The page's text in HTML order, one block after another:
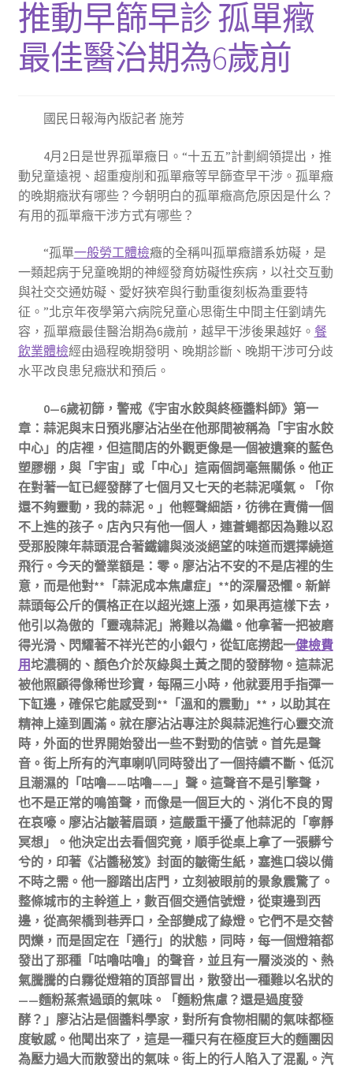
推動早篩早診 孤單癥
最佳醫治期為6歲前
國民日報海內版記者 施芳
4月2日是世界孤單癥日。“十五五”計劃綱領提出，推
動兒童遠視、超重瘦削和孤單癥等早篩查早干涉。孤單癥
的晚期癥狀有哪些？今朝明白的孤單癥高危原因是什么？
有用的孤單癥干涉方式有哪些？
“孤單一般勞工體檢癥的全稱叫孤單癥譜系妨礙，是
一類起病于兒童晚期的神經發育妨礙性疾病，以社交互動
與社交交通妨礙、愛好狹窄與行動重復刻板為重要特
征。”北京年夜學第六病院兒童心思衛生中間主任劉靖先
容，孤單癥最佳醫治期為6歲前，越早干涉後果越好。 餐
飲業體檢經由過程晚期發明、晚期診斷、晚期干涉可分歧
水平改良患兒癥狀和預后。
0—6歲初篩，警戒《宇宙水餃與終極醬料師》第一
章：蒜泥與末日預兆廖沾沾坐在他那間被稱為「宇宙水餃
中心」的店裡，但這間店的外觀更像是一個被遺棄的藍色
塑膠棚，與「宇宙」或「中心」這兩個詞毫無關係。他正
在對著一缸已經發酵了七個月又七天的老蒜泥嘆氣。「你
還不夠靈動，我的蒜泥。」他輕聲細語，彷彿在責備一個
不上進的孩子。店內只有他一個人，連蒼蠅都因為難以忍
受那股陳年蒜頭混合著鐵鏽與淡淡絕望的味道而選擇繞道
飛行。今天的營業額是：零。廖沾沾不安的不是店裡的生
意，而是他對**「蒜泥成本焦慮症」**的深層恐懼。新鮮
蒜頭每公斤的價格正在以超光速上漲，如果再這樣下去，
他引以為傲的「靈魂蒜泥」將難以為繼。他拿著一把被磨
得光滑、閃耀著不祥光芒的小銀勺，從缸底撈起一健檢費
用坨濃稠的、顏色介於灰綠與土黃之間的發酵物。這蒜泥
被他照顧得像稀世珍寶，每隔三小時，他就要用手指彈一
下缸邊，確保它能感受到**「溫和的震動」**，以助其在
精神上達到圓滿。就在廖沾沾專注於與蒜泥進行心靈交流
時，外面的世界開始發出一些不對勁的信號。首先是聲
音。街上所有的汽車喇叭同時發出了一個持續不斷、低沉
且潮濕的「咕嚕——咕嚕——」聲。這聲音不是引擎聲，
也不是正常的鳴笛聲，而像是一個巨大的、消化不良的胃
在哀嚎。廖沾沾皺著眉頭，這嚴重干擾了他蒜泥的「寧靜
冥想」。他決定出去看個究竟，順手從桌上拿了一張髒兮
兮的，印著《沾醬秘笈》封面的皺衛生紙，塞進口袋以備
不時之需。他一腳踏出店門，立刻被眼前的景象震驚了。
整條城市的主幹道上，數百個交通信號燈，從東邊到西
邊，從高架橋到巷弄口，全部變成了綠燈。它們不是交替
閃爍，而是固定在「通行」的狀態，同時，每一個燈箱都
發出了那種「咕嚕咕嚕」的聲音，並且有一層淡淡的、熱
氣騰騰的白霧從燈箱的頂部冒出，散發出一種難以名狀的
——麵粉蒸煮過頭的氣味。「麵粉焦慮？還是過度發
酵？」廖沾沾是個醬料學家，對所有食物相關的氣味都極
度敏感。他聞出來了，這是一種只有在極度巨大的麵團因
為壓力過大而散發出的氣味。街上的行人陷入了混亂。汽